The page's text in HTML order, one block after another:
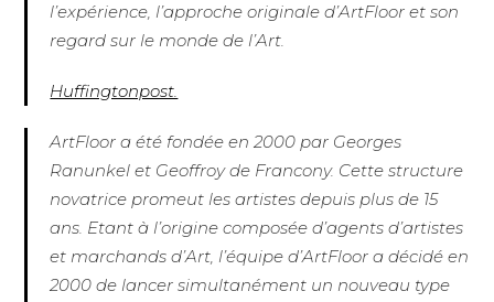
l’expérience, l’approche originale d’ArtFloor et son
regard sur le monde de l’Art.
Huffingtonpost.
ArtFloor a été fondée en 2000 par Georges
Ranunkel et Geoffroy de Francony. Cette structure
novatrice promeut les artistes depuis plus de 15
ans. Etant à l’origine composée d’agents d’artistes
et marchands d’Art, l’équipe d’ArtFloor a décidé en
2000 de lancer simultanément un nouveau type